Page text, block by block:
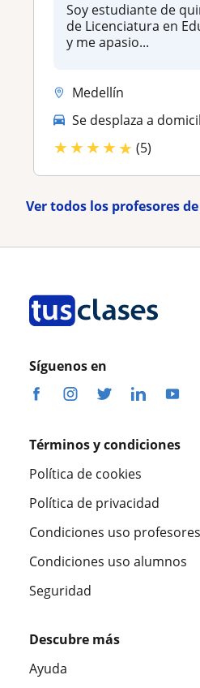
Soy estudiante de
de Licenciatura en
y me apasio...
Medellín
Se desplaza a
★★★★★ (5)
Ver todos los profesores
Síguenos en
Términos y condiciones
Política de cookies
Política de privacidad
Condiciones uso profesores
Condiciones uso alumnos
Seguridad
Descubre más
Ayuda